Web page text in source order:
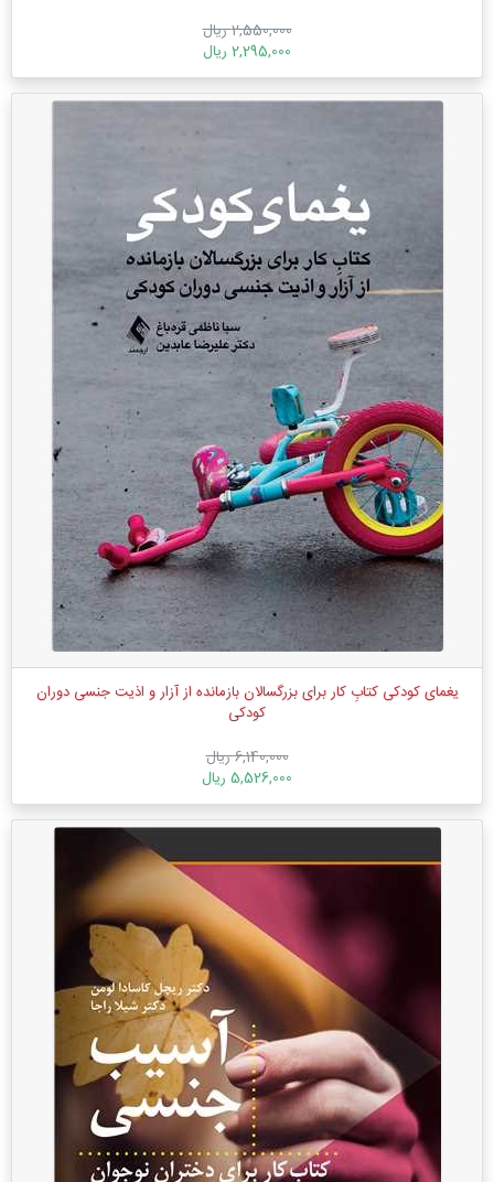
2,550,000 ریال
2,295,000 ریال
یغمای کودکی کتابِ کار برای بزرگسالان بازمانده از آزار و اذیت جنسی دوران
کودکی
6,140,000 ریال
5,526,000 ریال